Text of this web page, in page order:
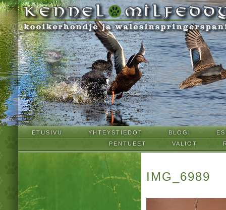
ETUSIVU YHTEYSTIEDOT BLOGI
PENTUEET
VALIOT
IMG_6989